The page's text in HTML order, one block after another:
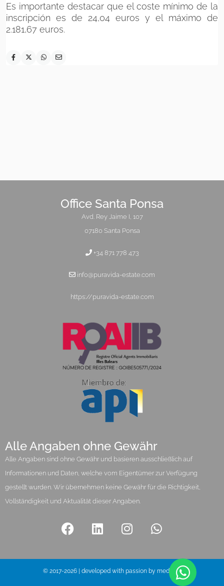
Es importante destacar que el coste mínimo de la
inscripción es de 24,04 euros y el máximo de
2.181,67 euros.
Office Santa Ponsa
Avd. Rey Jaime I, 107
07180 Santa Ponsa
+34 871 778 473
info@puravida-estate.com
https://puravida-estate.com
Alle Angaben ohne Gewähr
Alle Angaben sind ohne Gewähr und basieren ausschließlich auf
Informationen und Daten, welche vom Eigentümer zur Verfügung
gestellt wurden. Wir übernehmen keine Gewähr für die Richtigkeit,
Vollständigkeit und Aktualität dieser Angaben.
© 2017-2026 | developed with passion by media pi